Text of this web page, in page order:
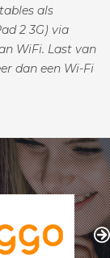
als
2 3G) via
WiFi. Last van
dan een Wi-Fi